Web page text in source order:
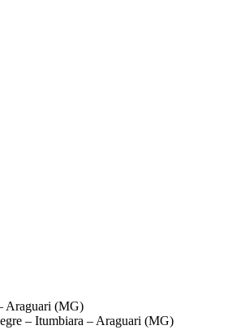
Araguari (MG)
– Itumbiara – Araguari (MG)